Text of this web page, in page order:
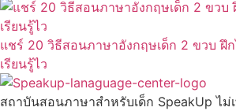
แชร์ 20 วิธีสอนภาษาอังกฤษเด็ก 2 ขวบ ฝึ
เรียนรู้ไว
สถาบันสอนภาษาสำหรับเด็ก SpeakUp ไม่